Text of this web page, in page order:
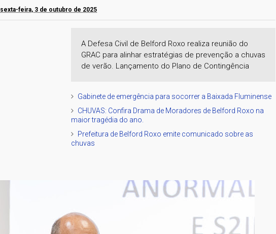
sexta-feira, 3 de outubro de 2025
A Defesa Civil de Belford Roxo realiza reunião do
GRAC para alinhar estratégias de prevenção a chuvas
de verão. Lançamento do Plano de Contingência
Gabinete de emergência para socorrer a Baixada Fluminense
CHUVAS: Confira Drama de Moradores de Belford Roxo na
maior tragédia do ano.
Prefeitura de Belford Roxo emite comunicado sobre as
chuvas